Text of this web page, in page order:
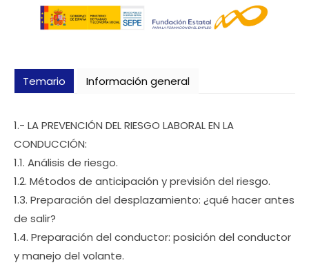
Temario Información general
1.- LA PREVENCIÓN DEL RIESGO LABORAL EN LA
CONDUCCIÓN:
1.1. Análisis de riesgo.
1.2. Métodos de anticipación y previsión del riesgo.
1.3. Preparación del desplazamiento: ¿qué hacer antes
de salir?
1.4. Preparación del conductor: posición del conductor
y manejo del volante.